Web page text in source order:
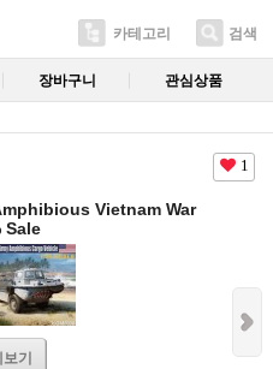
카테고리 검색
장바구니 관심상품
1
Vietnam War
Sale
보기